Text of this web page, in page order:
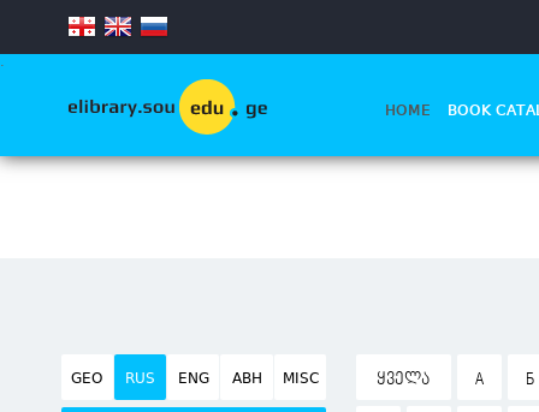
.
HOME BOOK
GEO RUS ENG ABH MISC ᲧᲕᲔᲚᲐ А Б